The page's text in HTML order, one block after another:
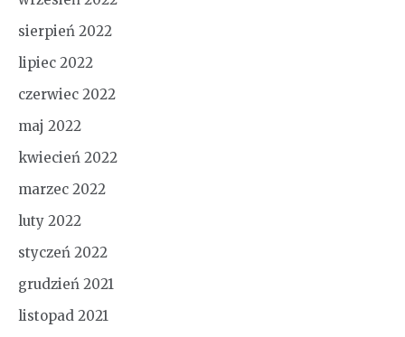
sierpień 2022
lipiec 2022
czerwiec 2022
maj 2022
kwiecień 2022
marzec 2022
luty 2022
styczeń 2022
grudzień 2021
listopad 2021